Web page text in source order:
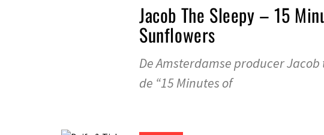
Jacob The Sleepy – 15
Sunflowers
De Amsterdamse producer
de “15 Minutes of